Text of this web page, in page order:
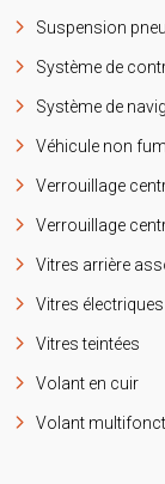
Suspension
Système de
Système de
Véhicule non
Verrouillage
Verrouillage
Vitres arrière
Vitres électriques
Vitres teintées
Volant en cuir
Volant